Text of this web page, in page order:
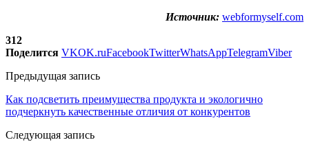
Источник: webformyself.com
312
Поделится VKOK.ruFacebookTwitterWhatsAppTelegramViber
Предыдущая запись
Как подсветить преимущества продукта и экологично
подчеркнуть качественные отличия от конкурентов
Следующая запись